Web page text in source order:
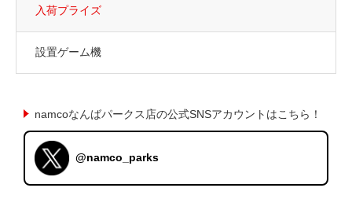
入荷プライズ
設置ゲーム機
namcoなんばパークス店の公式SNSアカウントはこちら！
@namco_parks